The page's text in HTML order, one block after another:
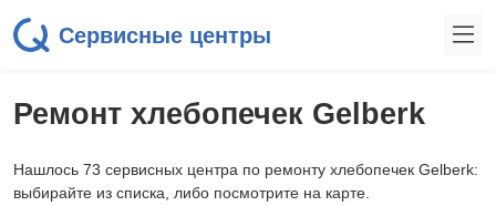
Сервисные центры
Ремонт хлебопечек Gelberk
Нашлось 73 сервисных центра по ремонту хлебопечек Gelberk:
выбирайте из списка, либо посмотрите на карте.